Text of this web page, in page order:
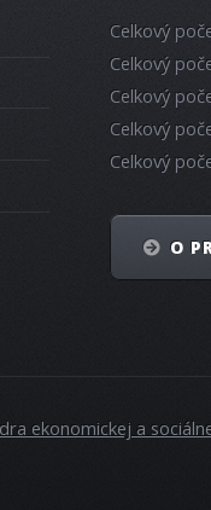
Celkový
Celkový
Celkový
Celkový
Celkový
O
ekonomickej a